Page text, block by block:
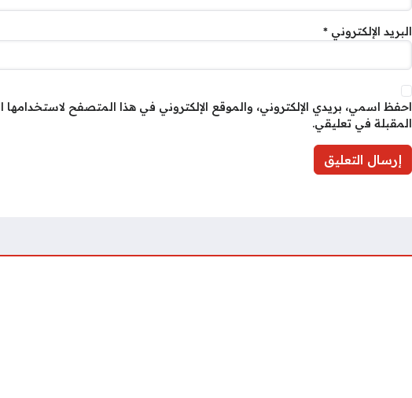
البريد الإلكتروني *
احفظ اسمي، بريدي الإلكتروني، والموقع الإلكتروني في هذا المتصفح لاستخدامها
المقبلة في تعليقي.